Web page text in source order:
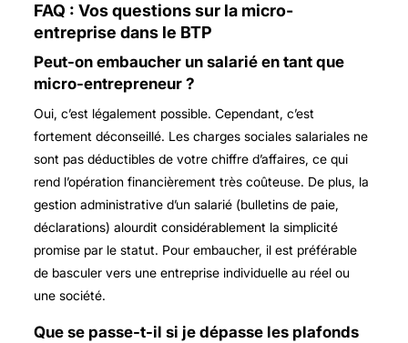
FAQ : Vos questions sur la micro-
entreprise dans le BTP
Peut-on embaucher un salarié en tant que
micro-entrepreneur ?
Oui, c’est légalement possible. Cependant, c’est
fortement déconseillé. Les charges sociales salariales ne
sont pas déductibles de votre chiffre d’affaires, ce qui
rend l’opération financièrement très coûteuse. De plus, la
gestion administrative d’un salarié (bulletins de paie,
déclarations) alourdit considérablement la simplicité
promise par le statut. Pour embaucher, il est préférable
de basculer vers une entreprise individuelle au réel ou
une société.
Que se passe-t-il si je dépasse les plafonds